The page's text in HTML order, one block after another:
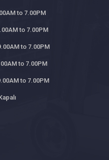
to 7.00PM
to 7.00PM
to 7.00PM
to 7.00PM
to 7.00PM